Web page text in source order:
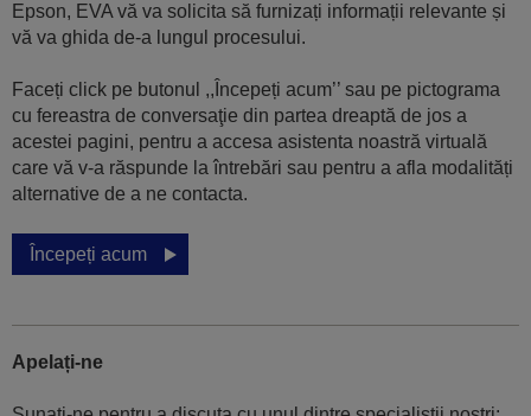
Epson, EVA vă va solicita să furnizați informații relevante și
vă va ghida de-a lungul procesului.
Faceți click pe butonul ,,Începeți acum’’ sau pe pictograma
cu fereastra de conversaţie din partea dreaptă de jos a
acestei pagini, pentru a accesa asistenta noastră virtuală
care vă v-a răspunde la întrebări sau pentru a afla modalități
alternative de a ne contacta.
Începeți acum
Apelați-ne